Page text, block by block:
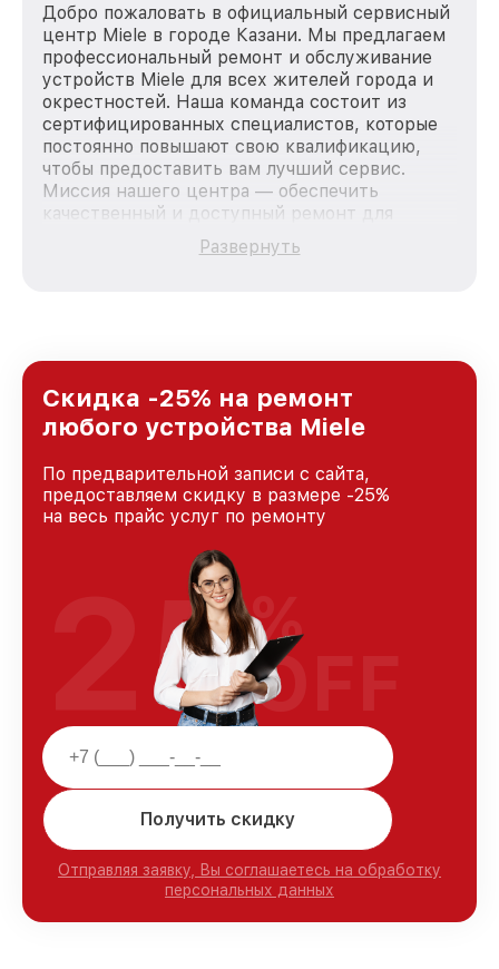
Добро пожаловать в официальный сервисный
центр Miele в городе Казани. Мы предлагаем
профессиональный ремонт и обслуживание
устройств Miele для всех жителей города и
окрестностей. Наша команда состоит из
сертифицированных специалистов, которые
постоянно повышают свою квалификацию,
чтобы предоставить вам лучший сервис.
Миссия нашего центра — обеспечить
качественный и доступный ремонт для
каждого пользователя продукции Miele, вне
зависимости от сложности поломки. Мы
и лояльности наших клиентов.
Развернуть
Скидка -25% на ремонт
любого устройства Miele
По предварительной записи с сайта,
предоставляем скидку в размере -25%
на весь прайс услуг по ремонту
Получить скидку
Отправляя заявку, Вы соглашаетесь на обработку
персональных данных
25%
OFF